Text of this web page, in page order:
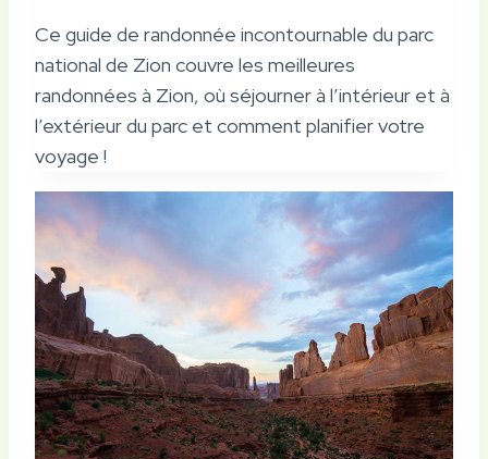
Ce guide de randonnée incontournable du parc
national de Zion couvre les meilleures
randonnées à Zion, où séjourner à l’intérieur et à
l’extérieur du parc et comment planifier votre
voyage !